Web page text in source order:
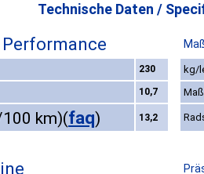
Technische Daten /
230
kg/
10,7
km)(faq) 13,2